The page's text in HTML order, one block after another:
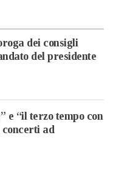
dei consigli
del presidente
e “il terzo tempo con
ad